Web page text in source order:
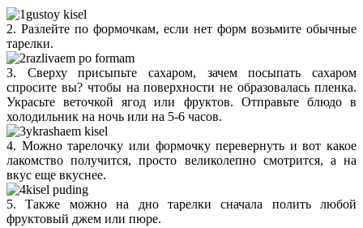
2. Разлейте по формочкам, если нет форм возьмите обычные
тарелки.
3. Сверху присыпьте сахаром, зачем посыпать сахаром
спросите вы? чтобы на поверхности не образовалась пленка.
Украсьте веточкой ягод или фруктов. Отправьте блюдо в
холодильник на ночь или на 5-6 часов.
4. Можно тарелочку или формочку перевернуть и вот какое
лакомство получится, просто великолепно смотрится, а на
вкус еще вкуснее.
5. Также можно на дно тарелки сначала полить любой
фруктовый джем или пюре.